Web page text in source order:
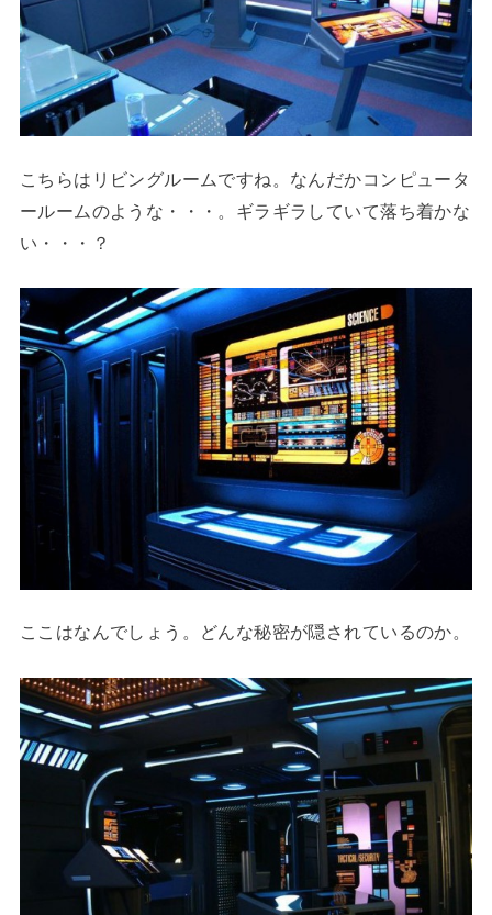
こちらはリビングルームですね。なんだかコンピュータ
ールームのような・・・。ギラギラしていて落ち着かな
い・・・？
ここはなんでしょう。どんな秘密が隠されているのか。